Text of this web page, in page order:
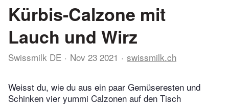
Kürbis-Calzone mit
Lauch und Wirz
Swissmilk DE Nov 23 2021 swissmilk.ch
Weisst du, wie du aus ein paar Gemüseresten und
Schinken vier yummi Calzonen auf den Tisch